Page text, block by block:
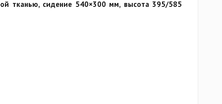
тканью, сидение 540×300 мм, высота 395/585